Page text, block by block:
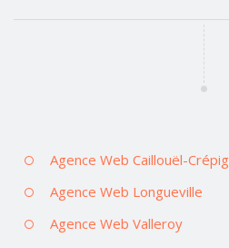
Agence Web Caillouël-
Agence Web Longueville
Agence Web Valleroy